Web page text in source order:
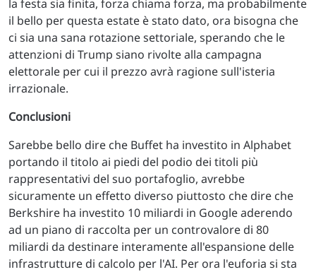
la festa sia finita, forza chiama forza, ma probabilmente
il bello per questa estate è stato dato, ora bisogna che
ci sia una sana rotazione settoriale, sperando che le
attenzioni di Trump siano rivolte alla campagna
elettorale per cui il prezzo avrà ragione sull'isteria
irrazionale.
Conclusioni
Sarebbe bello dire che Buffet ha investito in Alphabet
portando il titolo ai piedi del podio dei titoli più
rappresentativi del suo portafoglio, avrebbe
sicuramente un effetto diverso piuttosto che dire che
Berkshire ha investito 10 miliardi in Google aderendo
ad un piano di raccolta per un controvalore di 80
miliardi da destinare interamente all'espansione delle
infrastrutture di calcolo per l'AI. Per ora l'euforia si sta